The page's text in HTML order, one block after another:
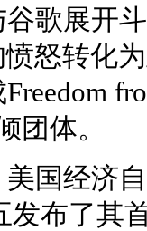
歌展开
愤怒转化
团体。
国经济
发布了其